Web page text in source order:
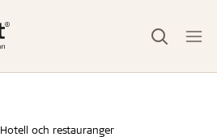
Hotell och restauranger